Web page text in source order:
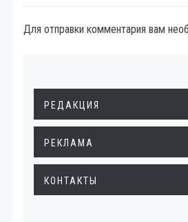
Для отправки комментария вам
РЕДАКЦИЯ
РЕКЛАМА
КОНТАКТЫ